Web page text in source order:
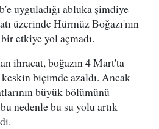
uyguladığı abluka şimdiye
üzerinde Hürmüz Boğazı'nın
etkiye yol açmadı.
ihracat, boğazın 4 Mart'ta
keskin biçimde azaldı. Ancak
büyük bölümünü
nedenle bu su yolu artık